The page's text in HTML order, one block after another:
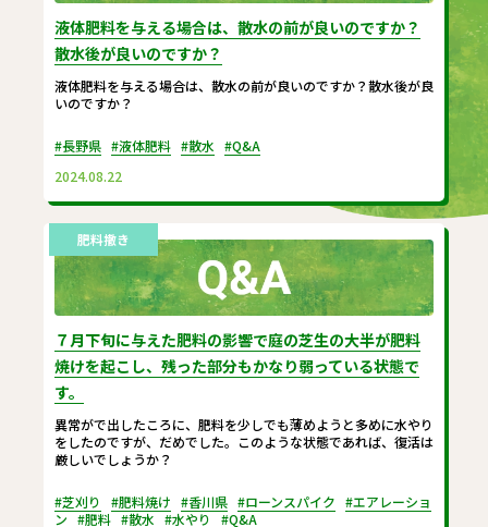
液体肥料を与える場合は、散水の前が良いのですか？
散水後が良いのですか？
液体肥料を与える場合は、散水の前が良いのですか？散水後が良
いのですか？
#長野県 #液体肥料 #散水 #Q&A
2024.08.22
肥料撒き
７月下旬に与えた肥料の影響で庭の芝生の大半が肥料
焼けを起こし、残った部分もかなり弱っている状態で
す。
異常がで出したころに、肥料を少しでも薄めようと多めに水やり
をしたのですが、だめでした。このような状態であれば、復活は
厳しいでしょうか？
#芝刈り #肥料焼け #香川県 #ローンスパイク #エアレーショ
ン #肥料 #散水 #水やり
#Q&A